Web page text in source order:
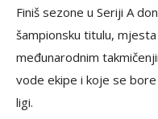
Finiš sezone u Seriji A
šampionsku titulu,
međunarodnim
vode ekipe i koje se
ligi.